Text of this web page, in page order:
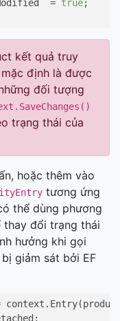
= true;
kết quả truy
định là được
đối tượng
trạng thái của
hoặc thêm vào
tương ứng
thể dùng phương
thay đổi trạng thái
hưởng khi gọi
giảm sát bởi EF